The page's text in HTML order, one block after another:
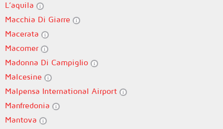
L’aquila
Macchia Di Giarre
Macerata
Macomer
Madonna Di Campiglio
Malcesine
Malpensa International Airport
Manfredonia
Mantova